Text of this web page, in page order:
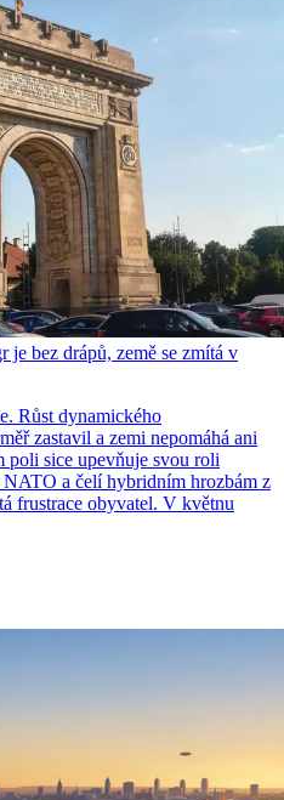
bez drápů, země se zmítá v
Růst dynamického
zastavil a zemi nepomáhá ani
sice upevňuje svou roli
a čelí hybridním hrozbám z
frustrace obyvatel. V květnu